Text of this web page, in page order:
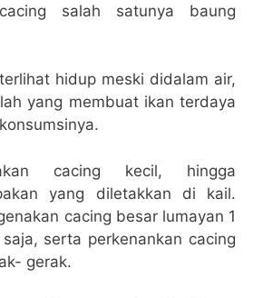
salah satunya baung
hidup meski didalam air,
yang membuat ikan terdaya
cacing kecil, hingga
yang diletakkan di kail.
cacing besar lumayan 1
serta perkenankan cacing
gerak.